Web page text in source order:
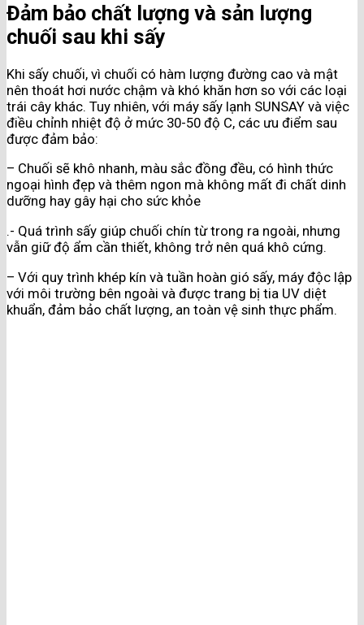
Đảm bảo chất lượng và sản lượng
chuối sau khi sấy
Khi sấy chuối, vì chuối có hàm lượng đường cao và mật
nên thoát hơi nước chậm và khó khăn hơn so với các loại
trái cây khác. Tuy nhiên, với máy sấy lạnh SUNSAY và việc
điều chỉnh nhiệt độ ở mức 30-50 độ C, các ưu điểm sau
được đảm bảo:
– Chuối sẽ khô nhanh, màu sắc đồng đều, có hình thức
ngoại hình đẹp và thêm ngon mà không mất đi chất dinh
dưỡng hay gây hại cho sức khỏe
.- Quá trình sấy giúp chuối chín từ trong ra ngoài, nhưng
vẫn giữ độ ẩm cần thiết, không trở nên quá khô cứng.
– Với quy trình khép kín và tuần hoàn gió sấy, máy độc lập
với môi trường bên ngoài và được trang bị tia UV diệt
khuẩn, đảm bảo chất lượng, an toàn vệ sinh thực phẩm.